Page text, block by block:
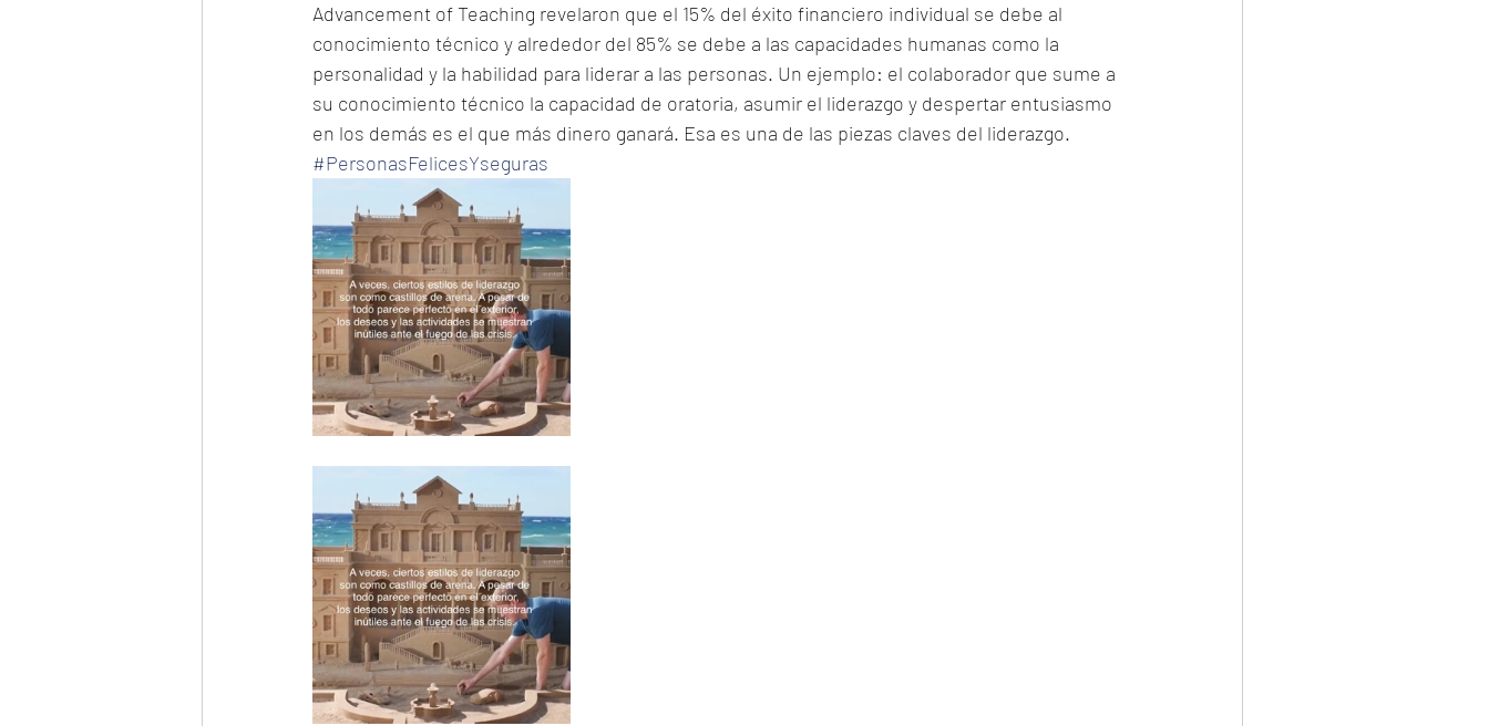
Advancement of Teaching revelaron que el 15% del éxito financiero individual se debe al
conocimiento técnico y alrededor del 85% se debe a las capacidades humanas como la
personalidad y la habilidad para liderar a las personas. Un ejemplo: el colaborador que sume a
su conocimiento técnico la capacidad de oratoria, asumir el liderazgo y despertar entusiasmo
en los demás es el que más dinero ganará. Esa es una de las piezas claves del liderazgo.
#PersonasFelicesYseguras